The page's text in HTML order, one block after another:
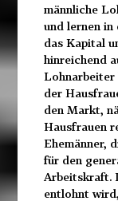
männliche
und lernen in
das Kapital
hinreichend
Lohnarbeiter
der
den Markt,
Hausfrauen
Ehemänner,
für den
Arbeitskraft.
entlohnt